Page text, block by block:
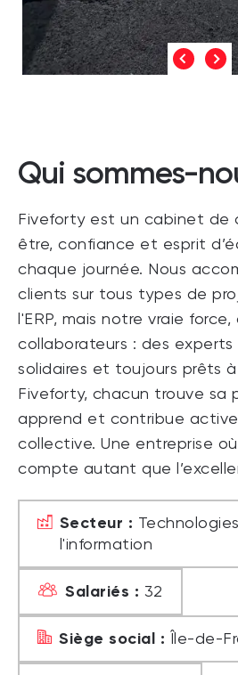
Qui sommes-
Fiveforty est un cabinet de
être, confiance et esprit
chaque journée. Nous
clients sur tous types de
l'ERP, mais notre vraie
collaborateurs : des experts
solidaires et toujours prêts
Fiveforty, chacun trouve sa
apprend et contribue
collective. Une entreprise où
compte autant que
Secteur :
l'information
Salariés : 32
Siège social : Île-de-